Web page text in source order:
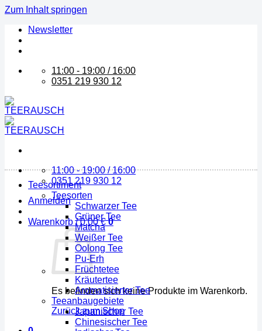
Zum Inhalt springen
Newsletter
11:00 - 19:00 / 16:00
0351 219 930 12
11:00 - 19:00 / 16:00
0351 219 930 12
Anmelden
Warenkorb /0,00€ 0
Es befinden sich keine Produkte im Warenkorb.
Zurück zum Shop
Teesortiment
Teesorten
Schwarzer Tee
Grüner Tee
Matcha
Weißer Tee
Oolong Tee
Pu-Erh
Früchtetee
Kräutertee
Aromatisierter Tee
Teeanbaugebiete
Japanischer Tee
Chinesischer Tee